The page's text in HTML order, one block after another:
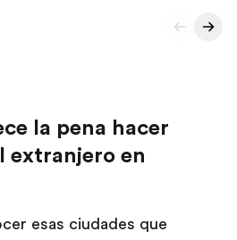
la pena hacer
extranjero en
esas ciudades que